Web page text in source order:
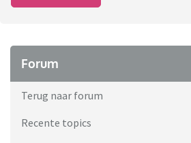
Forum
Terug naar forum
Recente topics